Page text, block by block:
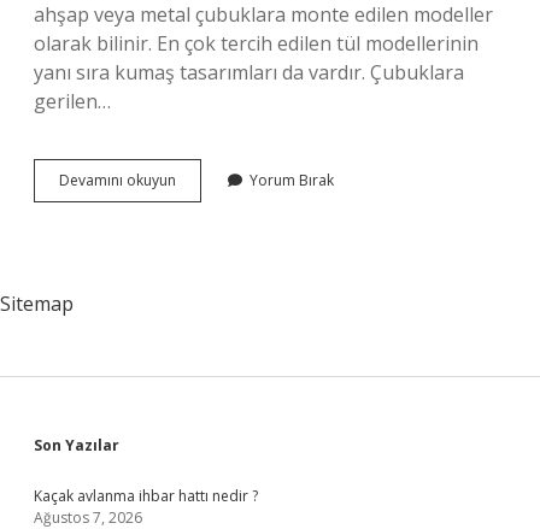
ahşap veya metal çubuklara monte edilen modeller
olarak bilinir. En çok tercih edilen tül modellerinin
yanı sıra kumaş tasarımları da vardır. Çubuklara
gerilen…
Devamını okuyun
Brit
Yorum Bırak
Sitemap
Sidebar
Son Yazılar
Kaçak avlanma ihbar hattı nedir ?
Ağustos 7, 2026